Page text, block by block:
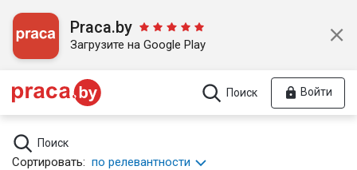
Praca.by
Загрузите на Google Play
Поиск Войти
Поиск
Сортировать: по релевантности